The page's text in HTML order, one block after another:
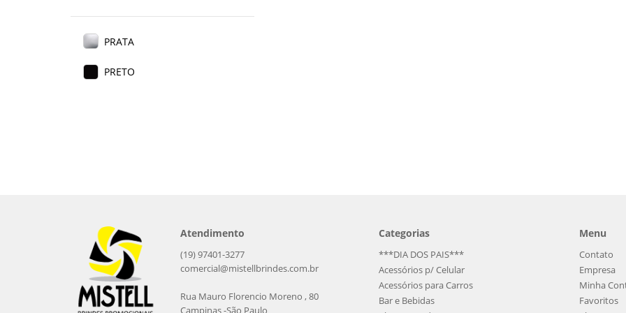
PRATA
PRETO
Atendimento
(19) 97401-3277
comercial@mistellbrindes.com.br
Rua Mauro Florencio Moreno , 80
Campinas -São Paulo
Categorias
***DIA DOS PAIS***
Acessórios p/ Celular
Acessórios para Carros
Bar e Bebidas
Menu
Contato
Empresa
Minha
Favoritos